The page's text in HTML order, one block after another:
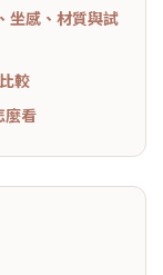
坐感、材質與試
較
麼看